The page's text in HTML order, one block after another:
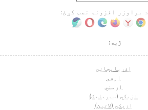
د براوزر افزونه نصب کړئ:
ژبه:
اذربايجاني
اردو
ارمني
ازبکي (سيريليک)
ازبکي (لاتین)